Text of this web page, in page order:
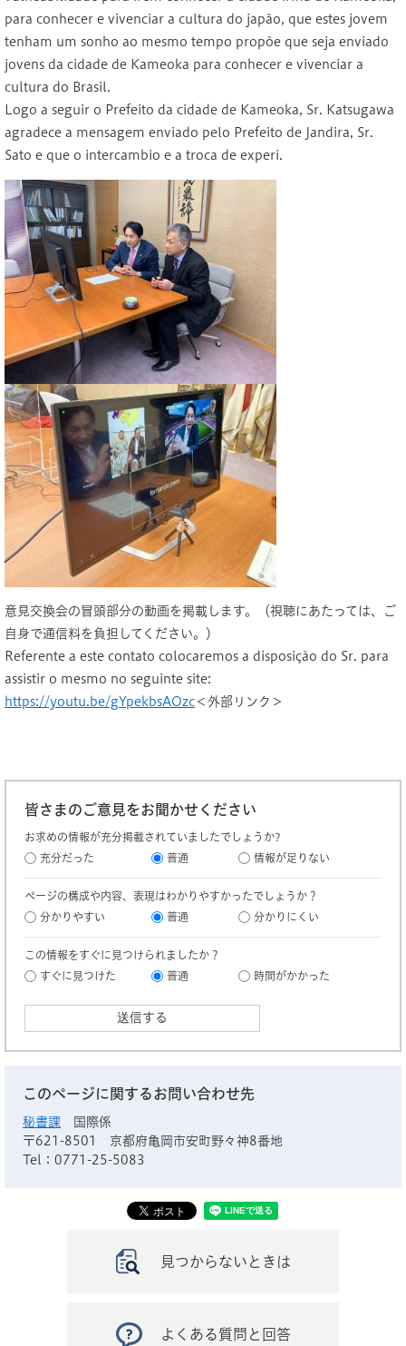
para conhecer e vivenciar a cultura do japão, que estes jovem
tenham um sonho ao mesmo tempo propõe que seja enviado
jovens da cidade de Kameoka para conhecer e vivenciar a
cultura do Brasil.
Logo a seguir o Prefeito da cidade de Kameoka, Sr. Katsugawa
agradece a mensagem enviado pelo Prefeito de Jandira, Sr.
Sato e que o intercambio e a troca de experi.
意見交換会の冒頭部分の動画を掲載します。（視聴にあたっては、ご
自身で通信料を負担してください。）
Referente a este contato colocaremos a disposição do Sr. para
assistir o mesmo no seguinte site:
https://youtu.be/gYpekbsAOzc ＜外部リンク＞
皆さまのご意見をお聞かせください
お求めの情報が充分掲載されていましたでしょうか?
充分だった
普通 情報が足りない
ページの構成や内容、表現はわかりやすかったでしょうか？
分かりやすい
普通 分かりにくい
この情報をすぐに見つけられましたか？
すぐに見つけた
普通 時間がかかった
このページに関するお問い合わせ先
秘書課
国際係
〒621-8501
京都府亀岡市安町野々神8番地
Tel：0771-25-5083
見つからないときは
よくある質問と回答